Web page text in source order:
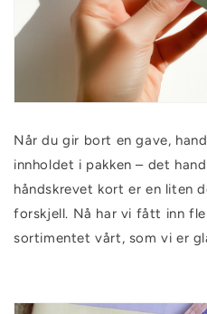
Når du gir bort en gave,
innholdet i pakken – det
håndskrevet kort er en liten
forskjell. Nå har vi fått inn
sortimentet vårt, som vi er